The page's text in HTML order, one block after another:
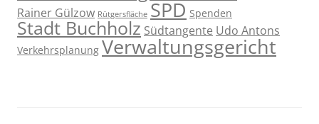
Rainer Gülzow Rütgersfläche SPD Spenden
Stadt Buchholz Südtangente Udo Antons
Verkehrsplanung Verwaltungsgericht